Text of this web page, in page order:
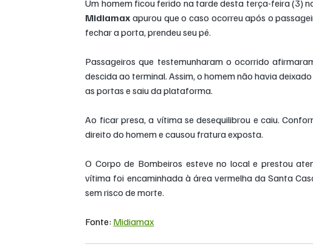
Um homem ficou ferido na tarde desta terça-feira (3)
Midiamax apurou que o caso ocorreu após o
fechar a porta, prendeu seu pé.
Passageiros que testemunharam o ocorrido
descida ao terminal. Assim, o homem não havia
as portas e saiu da plataforma.
Ao ficar presa, a vítima se desequilibrou e caiu.
direito do homem e causou fratura exposta.
O Corpo de Bombeiros esteve no local e prestou
vítima foi encaminhada à área vermelha da Santa
sem risco de morte.
Fonte: Midiamax